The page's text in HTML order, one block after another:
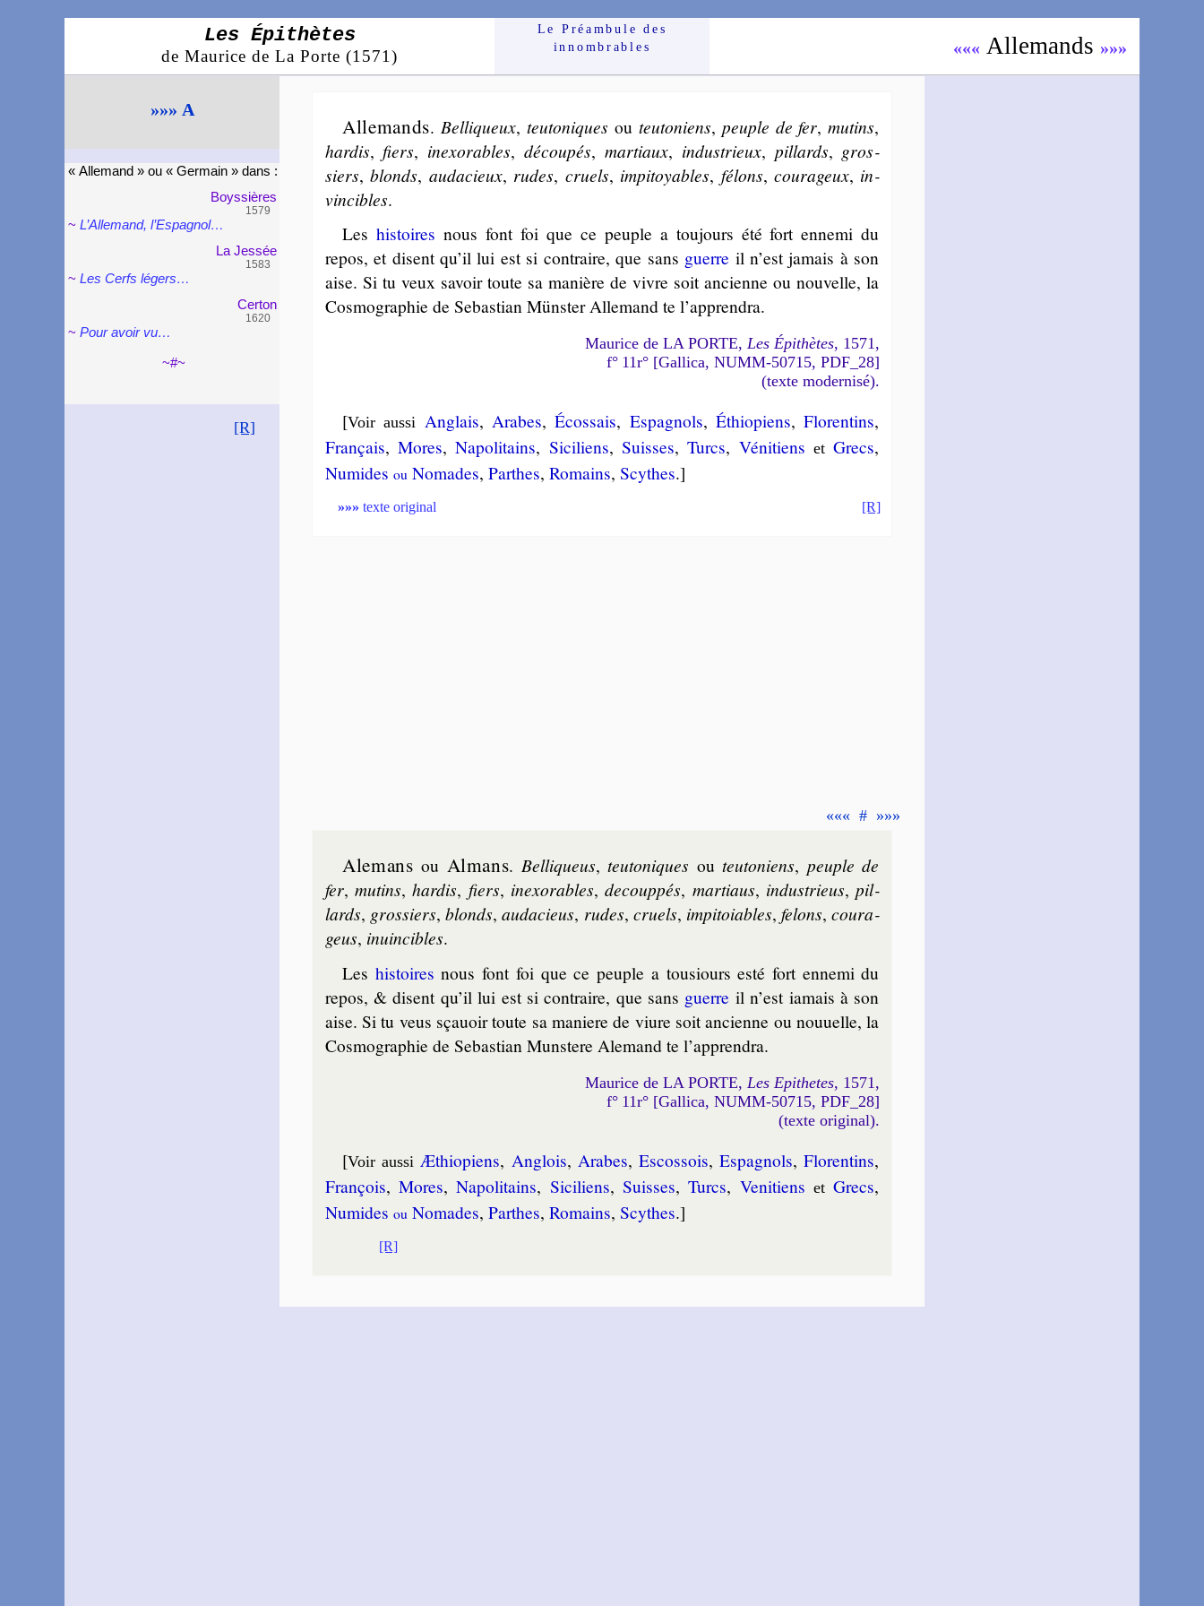
Les Épithètes
de Maurice de La Porte (1571)
Le Préam­bule des
innom­brables
««« Alle­mands »»»
»»» A
« Alle­mand » ou « Ger­main » dans :
Boyssières
1579
~L’Alle­mand, l’Espa­gnol…
La Jessée
1583
~Les Cerfs légers…
Cer­ton
1620
~Pour avoir vu…
~#~
[R]
Allemands. Bel­li­queux, teu­to­niques ou teu­to­niens, peuple de fer,mu­tins,
har­dis, fiers, inexo­rables,dé­cou­pés, mar­tiaux, in­dus­trieux, pil­lards, gros­
siers,blonds, au­da­cieux, rudes, cruels, im­pi­toyables, fé­lons, cou­ra­geux, in­
vin­cibles.
Les his­toires nous font foi que ce peuple a tou­jours été fort enne­mi du
repos, et disent qu’il lui est si contraire, que sans guerre il n’est jamais à son
aise. Si tu veux savoir toute sa manière de vivre soit ancienne ou nou­velle, la
Cos­mo­gra­phie de Sebas­tian Müns­ter Alle­mand te l’ap­pren­dra.
Maurice de LA PORTE,Les Épithètes, 1571,
f° 11r° [Gallica, NUMM-50715, PDF_28]
(texte modernisé).
[Voir aussi Anglais, Arabes,Écos­sais, Espa­gnols,Éthio­piens,Flo­ren­tins,
Fran­çais, Mores,Na­po­li­tains, Si­ci­liens,Suisses,Turcs, Vé­ni­tiens et Grecs,
Nu­mides ou No­mades, Parthes, Ro­mains, Scythes.]
»»» texte original [R]
««« # »»»
Alemans ou Almans. Bel­li­queus,teu­to­niques outeu­to­niens, peuple de
fer, mu­tins,har­dis, fiers, inexo­rables,de­coup­pés, mar­tiaus, in­dus­trieus,pil­
lards, gros­siers,blonds,au­da­cieus, rudes, cruels, im­pi­toiables,fe­lons,cou­ra­
geus, in­uin­cibles.
Les his­toires nous font foi que ce peuple a tous­iours esté fort enne­mi du
repos, & disent qu’il lui est si contraire, que sans guerre il n’est iamais à son
aise. Si tu veus sçauoir toute sa maniere de viure soit ancienne ou nou­uelle, la
Cos­mo­gra­phie de Sebas­tian Muns­tere Ale­mand te l’ap­pren­dra.
Maurice de LA PORTE, Les Epithetes, 1571,
f° 11r° [Gallica, NUMM-50715, PDF_28]
(texte original).
[Voir aussi Æthiopiens, Anglois, Arabes,Escos­sois,Espa­gnols,Flo­ren­tins,
Fran­çois, Mores,Na­po­li­tains, Si­ci­liens,Suisses,Turcs, Ve­ni­tiens et Grecs,
Nu­mides ou No­mades, Parthes, Ro­mains, Scythes.]
[R]